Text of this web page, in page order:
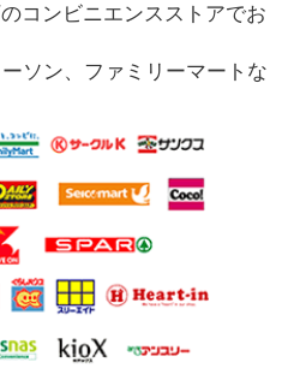
コンビニエンスストアでお
ソン、ファミリーマートな